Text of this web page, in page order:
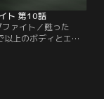
ト 第10話
ァイト／甦った
以上のボディとエン